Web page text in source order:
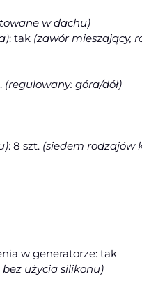
w dachu)
: tak (zawór mieszający,
(regulowany: góra/dół)
: 8 szt. (siedem rodzajów
w generatorze: tak
użycia silikonu)